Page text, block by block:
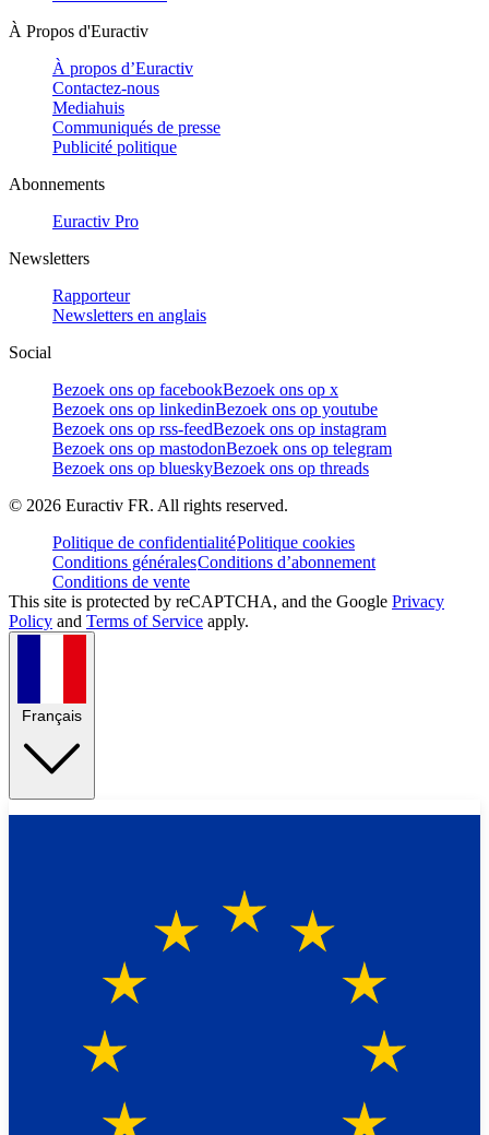
À Propos d'Euractiv
À propos d’Euractiv
Contactez-nous
Mediahuis
Communiqués de presse
Publicité politique
Abonnements
Euractiv Pro
Newsletters
Rapporteur
Newsletters en anglais
Social
Bezoek ons op facebookBezoek ons op x
Bezoek ons op linkedinBezoek ons op youtube
Bezoek ons op rss-feedBezoek ons op instagram
Bezoek ons op mastodonBezoek ons op telegram
Bezoek ons op blueskyBezoek ons op threads
© 2026 Euractiv FR. All rights reserved.
Politique de confidentialitéPolitique cookies
Conditions généralesConditions d’abonnement
Conditions de vente
This site is protected by reCAPTCHA, and the Google Privacy
Policy and Terms of Service apply.
Français